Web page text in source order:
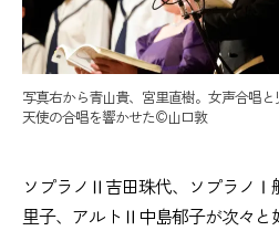
写真右から青山貴、宮里直樹。女声合唱
天使の合唱を響かせた©️山口敦
ソプラノⅡ吉田珠代、ソプラノ
里子、アルトⅡ中島郁子が次々と